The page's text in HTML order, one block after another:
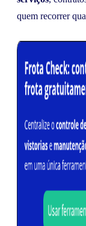
quem recorrer